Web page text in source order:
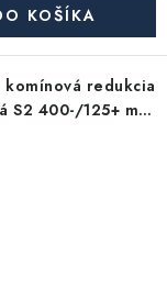
KOŠÍKA
komínová redukcia
mm